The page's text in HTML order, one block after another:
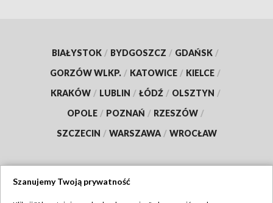
BIAŁYSTOK / BYDGOSZCZ / GDAŃSK /
GORZÓW WLKP. / KATOWICE / KIELCE /
KRAKÓW / LUBLIN / ŁÓDŹ / OLSZTYN /
OPOLE / POZNAŃ / RZESZÓW /
SZCZECIN / WARSZAWA / WROCŁAW
Szanujemy Twoją prywatność